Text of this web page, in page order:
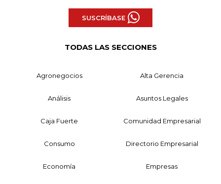
SUSCRÍBASE
TODAS LAS SECCIONES
Agronegocios Alta Gerencia
Análisis Asuntos Legales
Caja Fuerte Comunidad Empresarial
Consumo Directorio Empresarial
Economía Empresas